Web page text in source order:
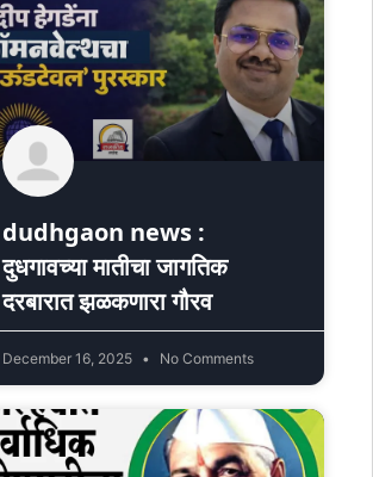
dudhgaon news :
दुधगावच्या मातीचा जागतिक
दरबारात झळकणारा गौरव
December 16, 2025 No Comments